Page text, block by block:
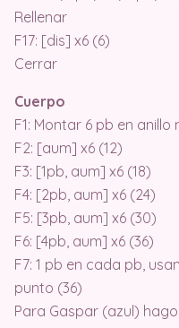
Rellenar
F17: [dis] x6 (6)
Cerrar
Cuerpo
F1: Montar 6 pb en anillo
F2: [aum] x6 (12)
F3: [1pb, aum] x6 (18)
F4: [2pb, aum] x6 (24)
F5: [3pb, aum] x6 (30)
F6: [4pb, aum] x6 (36)
F7: 1 pb en cada pb,
punto (36)
Para Gaspar (azul)